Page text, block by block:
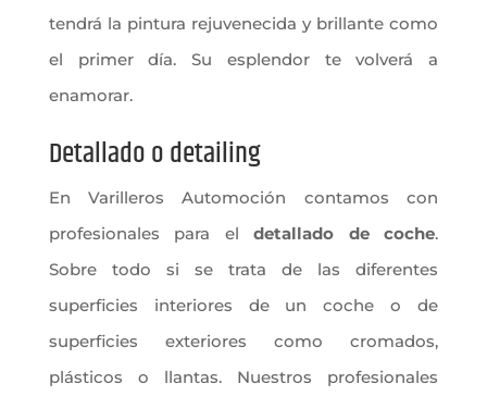
tendrá la pintura rejuvenecida y brillante como
el primer día. Su esplendor te volverá a
enamorar.
Detallado o detailing
En Varilleros Automoción contamos con
profesionales para el
detallado de coche.
Sobre todo si se trata de las diferentes
superficies interiores de un coche o de
superficies exteriores como cromados,
plásticos o llantas. Nuestros profesionales